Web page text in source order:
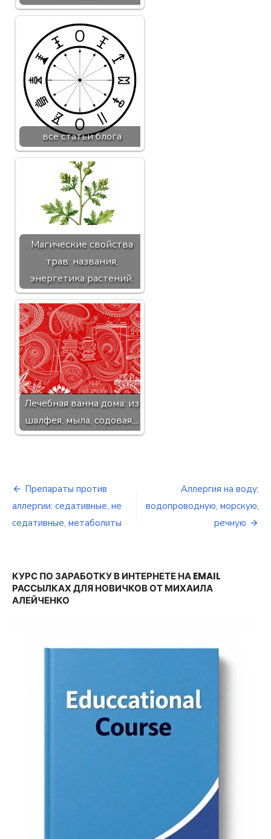
все статьи блога
Магические свойства
трав: названия,
энергетика растений.
Лечебная ванна дома: из
шалфея, мыла, содовая,...
Навигация
по
Препараты против
аллергии: седативные, не
седативные, метаболиты
Аллергия на воду;
водопроводную, морскую,
речную
КУРС ПО ЗАРАБОТКУ В ИНТЕРНЕТЕ НА EMAIL
РАССЫЛКАХ ДЛЯ НОВИЧКОВ ОТ МИХАИЛА
АЛЕЙЧЕНКО